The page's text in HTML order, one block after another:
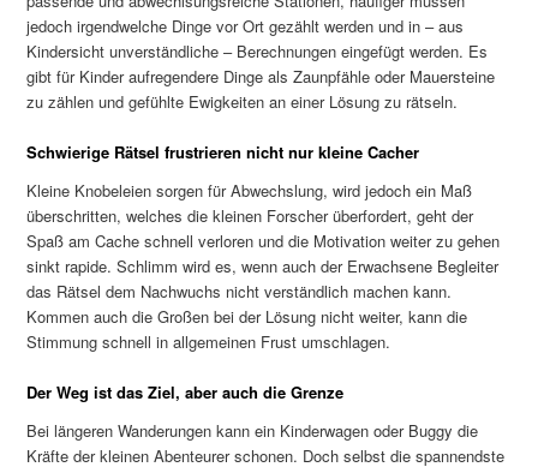
jedoch irgendwelche Dinge vor Ort gezählt werden und in – aus
Kindersicht unverständliche – Berechnungen eingefügt werden. Es
gibt für Kinder aufregendere Dinge als Zaunpfähle oder Mauersteine
zu zählen und gefühlte Ewigkeiten an einer Lösung zu rätseln.
Schwierige Rätsel frustrieren nicht nur kleine Cacher
Kleine Knobeleien sorgen für Abwechslung, wird jedoch ein Maß
überschritten, welches die kleinen Forscher überfordert, geht der
Spaß am Cache schnell verloren und die Motivation weiter zu gehen
sinkt rapide. Schlimm wird es, wenn auch der Erwachsene Begleiter
das Rätsel dem Nachwuchs nicht verständlich machen kann.
Kommen auch die Großen bei der Lösung nicht weiter, kann die
Stimmung schnell in allgemeinen Frust umschlagen.
Der Weg ist das Ziel, aber auch die Grenze
Bei längeren Wanderungen kann ein Kinderwagen oder Buggy die
Kräfte der kleinen Abenteurer schonen. Doch selbst die spannendste